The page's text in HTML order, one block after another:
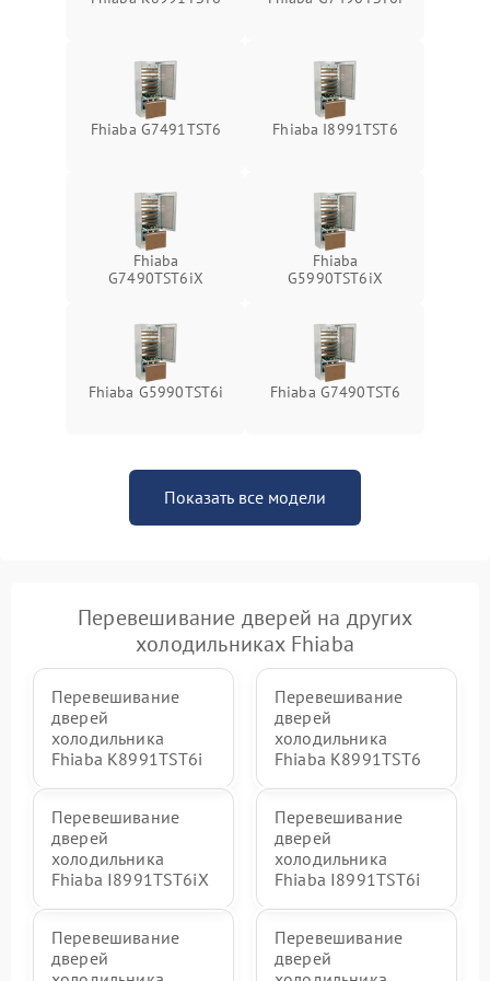
Fhiaba G7491TST6 Fhiaba I8991TST6
Fhiaba
G7490TST6iX
Fhiaba
G5990TST6iX
Fhiaba G5990TST6i Fhiaba G7490TST6
Показать все модели
Перевешивание дверей на других
холодильниках Fhiaba
Перевешивание
дверей
холодильника
Fhiaba K8991TST6i
Перевешивание
дверей
холодильника
Fhiaba K8991TST6
Перевешивание
дверей
холодильника
Fhiaba I8991TST6iX
Перевешивание
дверей
холодильника
Fhiaba I8991TST6i
Перевешивание
дверей
Перевешивание
дверей